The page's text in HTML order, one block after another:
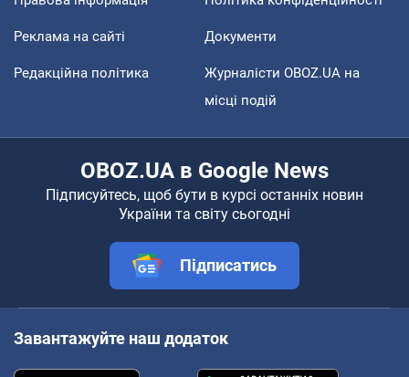
Реклама на сайті Документи
Редакційна політика
Журналісти OBOZ.UA на
місці подій
OBOZ.UA в Google News
Підписуйтесь, щоб бути в курсі останніх новин
України та світу сьогодні
Підписатись
Завантажуйте наш додаток